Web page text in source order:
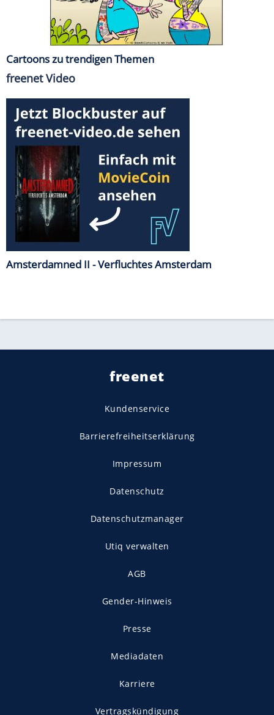
Cartoons zu trendigen Themen
freenet Video
Amsterdamned II - Verfluchtes Amsterdam
freenet
Kundenservice
Barrierefreiheitserklärung
Impressum
Datenschutz
Datenschutzmanager
Utiq verwalten
AGB
Gender-Hinweis
Presse
Mediadaten
Karriere
Vertragskündigung